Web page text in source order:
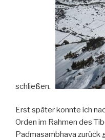
schließen.
Erst später konnte ich
Orden im Rahmen des
Padmasambhava zurück